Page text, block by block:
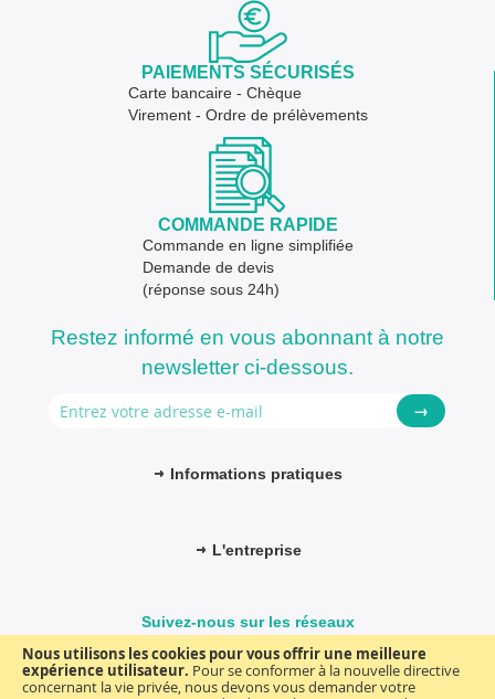
Nous utilisons les cookies pour vous offrir une meilleure
expérience utilisateur. Pour se conformer à la nouvelle directive
concernant la vie privée, nous devons vous demander votre
PAIEMENTS SÉCURISÉS
Carte bancaire - Chèque
Virement - Ordre de prélèvements
COMMANDE RAPIDE
Commande en ligne simplifiée
Demande de devis
(réponse sous 24h)
Restez informé en vous abonnant à notre
newsletter ci-dessous.
→
Informations pratiques
L'entreprise
Suivez-nous sur les réseaux